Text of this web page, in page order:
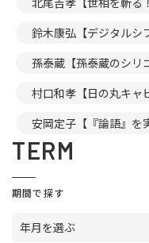
鈴木康弘【デジタルシ
孫泰蔵【孫泰蔵のシリ
村口和孝【日の丸キャ
安岡定子【『論語』を
TERM
期間で探す
年月を選ぶ